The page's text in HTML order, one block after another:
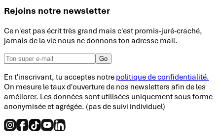
Rejoins notre newsletter
Ce n'est pas écrit très grand mais c'est promis-juré-craché,
jamais de la vie nous ne donnons ton adresse mail.
Go
En t'inscrivant, tu acceptes notre politique de confidentialité.
On mesure le taux d'ouverture de nos newsletters afin de les
améliorer. Les données sont utilisées uniquement sous forme
anonymisée et agrégée. (pas de suivi individuel)